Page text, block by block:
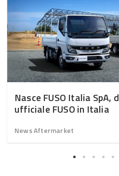
Nasce FUSO Italia
ufficiale FUSO in Italia
News Aftermarket